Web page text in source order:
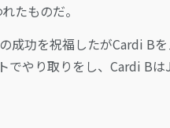
たものだ。
功を祝福したがCardi B
でやり取りをし、Cardi B